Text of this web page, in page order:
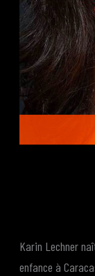
Karin Lechner
enfance à